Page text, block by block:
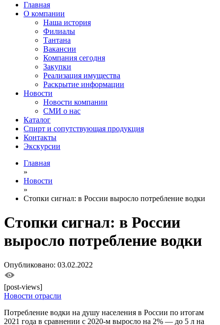
Главная
О компании
Наша история
Филиалы
Тантана
Вакансии
Компания сегодня
Закупки
Реализация имущества
Раскрытие информации
Новости
Новости компании
СМИ о нас
Каталог
Спирт и сопутствующая продукция
Контакты
Экскурсии
Главная
»
Новости
»
Стопки сигнал: в России выросло потребление водки
Стопки сигнал: в России
выросло потребление водки
Опубликовано: 03.02.2022
[post-views]
Новости отрасли
Потребление водки на душу населения в России по итогам
2021 года в сравнении с 2020-м выросло на 2% — до 5 л на